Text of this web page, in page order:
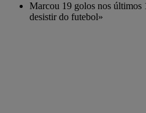
Marcou 19 golos nos últimos
desistir do futebol»